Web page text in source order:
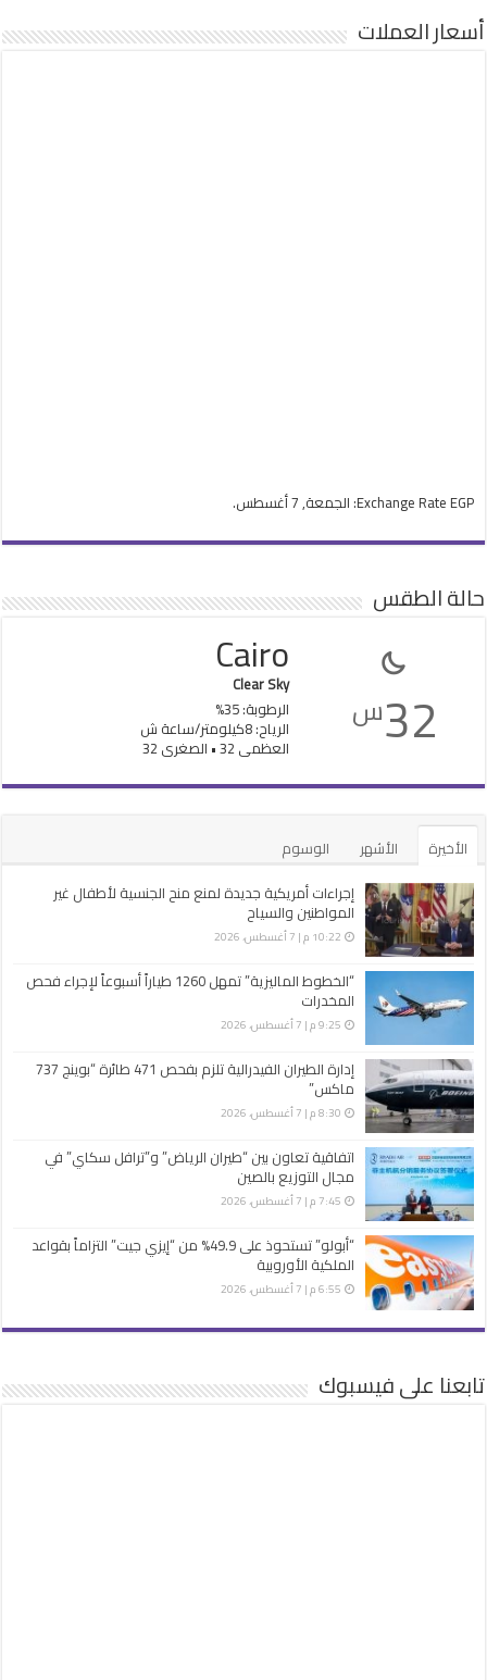
أسعار العملات
Exchange Rate EGP : الجمعة, 7 أغسطس.
حالة الطقس
32س
Cairo
Clear Sky
الرطوبة: 35%
الرياح: 8كيلومتر/ساعة ش
العظمى 32 • الصغرى 32
الأخيرة الأشهر
الوسوم
إجراءات أمريكية جديدة لمنع منح الجنسية لأطفال غير
المواطنين والسياح
10:22 م | 7 أغسطس، 2026
“الخطوط الماليزية” تمهل 1260 طياراً أسبوعاً لإجراء فحص
المخدرات
9:25 م | 7 أغسطس، 2026
إدارة الطيران الفيدرالية تلزم بفحص 471 طائرة “بوينج 737
ماكس”
8:30 م | 7 أغسطس، 2026
اتفاقية تعاون بين “طيران الرياض” و”ترافل سكاي” في
مجال التوزيع بالصين
7:45 م | 7 أغسطس، 2026
“أبولو” تستحوذ على 49.9% من “إيزي جيت” التزاماً بقواعد
الملكية الأوروبية
6:55 م | 7 أغسطس، 2026
تابعنا على فيسبوك